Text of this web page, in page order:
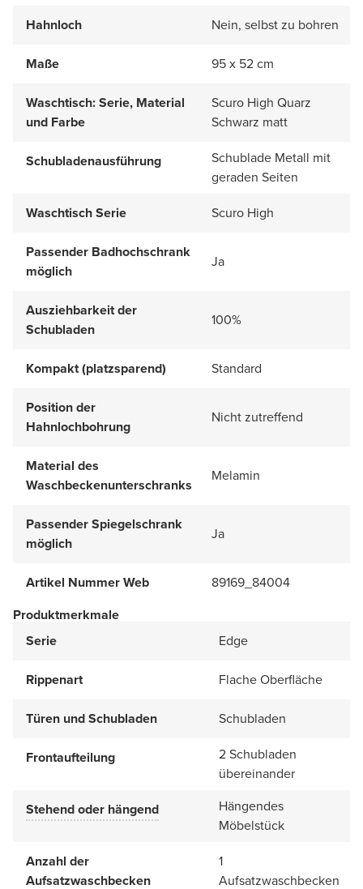
Hahnloch Nein, selbst zu bohren
Maße 95 x 52 cm
Waschtisch: Serie, Material
und Farbe
Scuro High Quarz
Schwarz matt
Schubladenausführung
Schublade Metall mit
geraden Seiten
Waschtisch Serie
Scuro High
Passender Badhochschrank
möglich
Ja
Ausziehbarkeit der
Schubladen
100%
Kompakt (platzsparend) Standard
Position der
Hahnlochbohrung
Nicht zutreffend
Material des
Waschbeckenunterschranks
Melamin
Passender Spiegelschrank
möglich
Ja
Artikel Nummer Web
89169_84004
Produktmerkmale
Serie
Edge
Rippenart Flache Oberfläche
Türen und Schubladen Schubladen
Frontaufteilung
2 Schubladen
übereinander
Stehend oder hängend
Hängendes
Möbelstück
Anzahl der
Aufsatzwaschbecken
1
Aufsatzwaschbecken